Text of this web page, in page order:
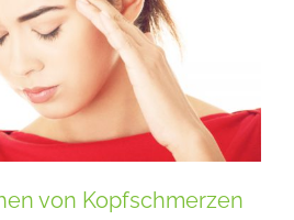
von Kopfschmerzen